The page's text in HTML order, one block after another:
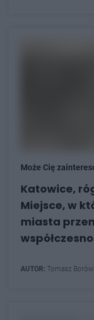
Może Cię
Katowice,
Miejsce, w
miasta
AUTOR: Tomasz